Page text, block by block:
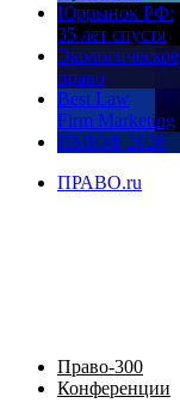
Юррынок РФ:
35 лет спустя
Экологическое
право
Best Law
Firm Marketing
ПМЮФ 2026
ПРАВО.ru
Право-300
Конференции